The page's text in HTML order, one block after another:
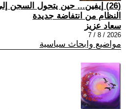
(26) إيفين... حين يتحول السجن
النظام من انتفاضة جديدة
سعاد عزيز
2026 / 8 / 7
مواضيع وابحاث سياسية